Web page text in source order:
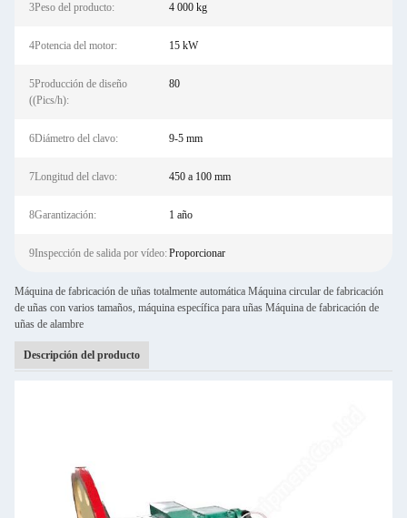
3Peso del producto: 4 000 kg
4Potencia del motor: 15 kW
5Producción de diseño
((Pics/h):
80
6Diámetro del clavo: 9-5 mm
7Longitud del clavo: 450 a 100 mm
8Garantización: 1 año
9Inspección de salida por vídeo:Proporcionar
Máquina de fabricación de uñas totalmente automática Máquina circular de fabricación
de uñas con varios tamaños, máquina específica para uñas Máquina de fabricación de
uñas de alambre
Descripción del producto